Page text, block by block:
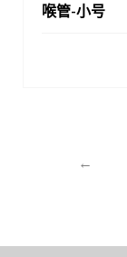
喉管-小号
←